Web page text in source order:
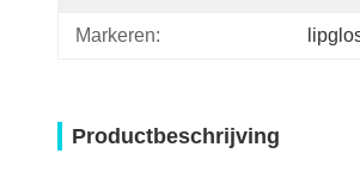
Markeren:
Productbeschrijving